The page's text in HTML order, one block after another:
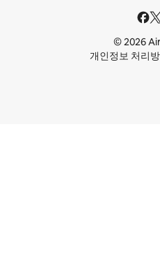
© 2026
개인정보 처리